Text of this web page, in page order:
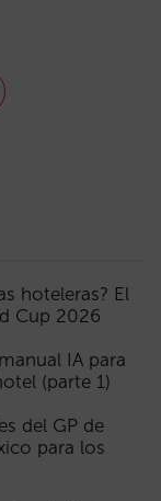
hoteleras? El
Cup 2026
IA para
(parte 1)
del GP de
para los